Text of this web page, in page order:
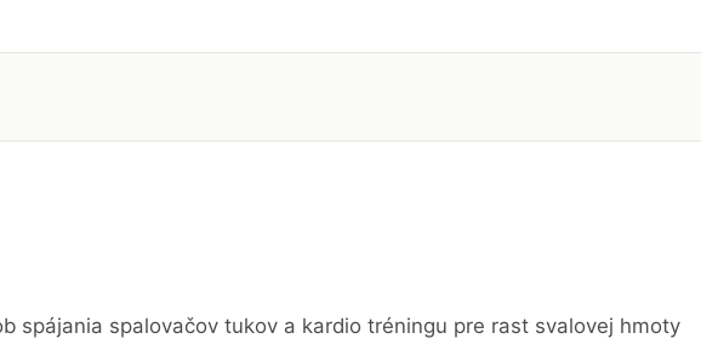
spájania spalovačov tukov a kardio tréningu pre rast svalovej hmoty